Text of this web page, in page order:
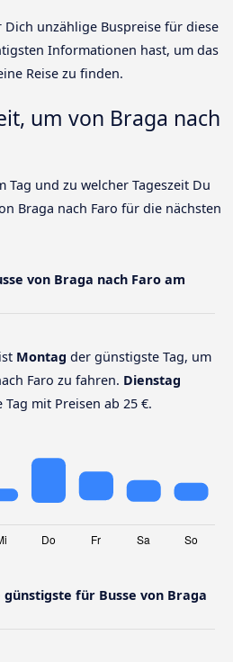
Dich unzählige Buspreise für diese
Informationen hast, um das
Reise zu finden.
um von Braga nach
Tag und zu welcher Tageszeit Du
Braga nach Faro für die nächsten
von Braga nach Faro am
Montag der günstigste Tag, um
Faro zu fahren. Dienstag
mit Preisen ab 25 €.
günstigste für Busse von Braga